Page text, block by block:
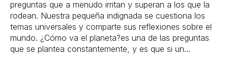
preguntas que a menudo irritan y superan a los que la
rodean. Nuestra pequeña indignada se cuestiona los
temas universales y comparte sus reflexiones sobre el
mundo. ¿Cómo va el planeta?es una de las preguntas
que se plantea constantemente, y es que si un...